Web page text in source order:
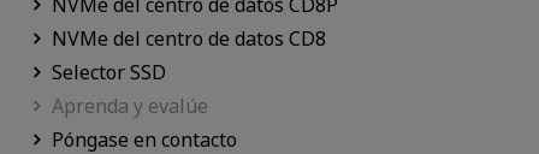
NVMe del centro de datos CD8
Selector SSD
Aprenda y evalúe
Póngase en contacto